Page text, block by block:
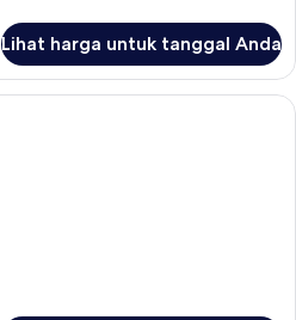
Lihat harga untuk tanggal Anda
Seprai premium, busa memori,